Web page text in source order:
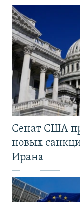
Сенат США
новых
Ирана